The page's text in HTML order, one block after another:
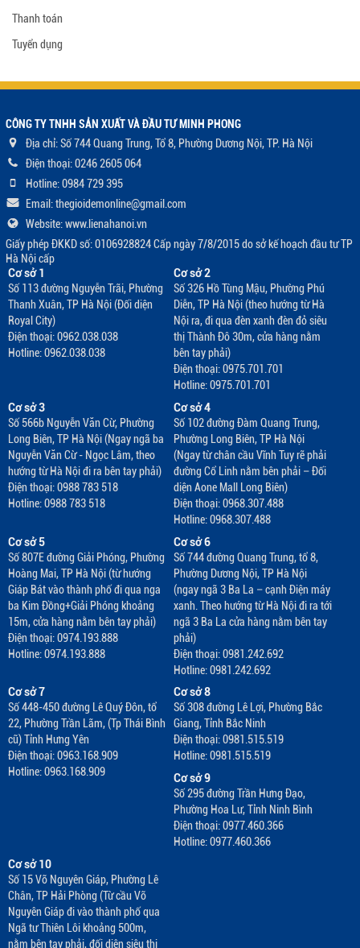
Thanh toán
Tuyển dụng
CÔNG TY TNHH SẢN XUẤT VÀ ĐẦU TƯ MINH PHONG
Địa chỉ: Số 744 Quang Trung, Tổ 8, Phường Dương Nội, TP. Hà Nội
Điện thoại: 0246 2605 064
Hotline: 0984 729 395
Email: thegioidemonline@gmail.com
Website: www.lienahanoi.vn
Giấy phép ĐKKD số: 0106928824 Cấp ngày 7/8/2015 do sở kế hoạch đầu tư TP
Hà Nội cấp
Cơ sở 1
Số 113 đường Nguyễn Trãi, Phường
Thanh Xuân, TP Hà Nội (Đối diện
Royal City)
Điện thoại: 0962.038.038
Hotline: 0962.038.038
Cơ sở 2
Số 326 Hồ Tùng Mậu, Phường Phú
Diễn, TP Hà Nội (theo hướng từ Hà
Nội ra, đi qua đèn xanh đèn đỏ siêu
thị Thành Đô 30m, cửa hàng nằm
bên tay phải)
Điện thoại: 0975.701.701
Hotline: 0975.701.701
Cơ sở 3
Số 566b Nguyễn Văn Cừ, Phường
Long Biên, TP Hà Nội (Ngay ngã ba
Nguyễn Văn Cừ - Ngọc Lâm, theo
hướng từ Hà Nội đi ra bên tay phải)
Điện thoại: 0988 783 518
Hotline: 0988 783 518
Cơ sở 4
Số 102 đường Đàm Quang Trung,
Phường Long Biên, TP Hà Nội
(Ngay từ chân cầu Vĩnh Tuy rẽ phải
đường Cổ Linh nằm bên phải – Đối
diện Aone Mall Long Biên)
Điện thoại: 0968.307.488
Hotline: 0968.307.488
Cơ sở 5
Số 807E đường Giải Phóng, Phường
Hoàng Mai, TP Hà Nội (từ hướng
Giáp Bát vào thành phố đi qua nga
ba Kim Đồng+Giải Phóng khoảng
15m, cửa hàng nằm bên tay phải)
Điện thoại: 0974.193.888
Hotline: 0974.193.888
Cơ sở 6
Số 744 đường Quang Trung, tổ 8,
Phường Dương Nội, TP Hà Nội
(ngay ngã 3 Ba La – cạnh Điện máy
xanh. Theo hướng từ Hà Nội đi ra tới
ngã 3 Ba La cửa hàng nằm bên tay
phải)
Điện thoại: 0981.242.692
Hotline: 0981.242.692
Cơ sở 7
Số 448-450 đường Lê Quý Đôn, tổ
22, Phường Trần Lãm, (Tp Thái Bình
cũ) Tỉnh Hưng Yên
Điện thoại: 0963.168.909
Hotline: 0963.168.909
Cơ sở 8
Số 308 đường Lê Lợi, Phường Bắc
Giang, Tỉnh Bắc Ninh
Điện thoại: 0981.515.519
Hotline: 0981.515.519
Cơ sở 9
Số 295 đường Trần Hưng Đạo,
Phường Hoa Lư, Tỉnh Ninh Bình
Điện thoại: 0977.460.366
Hotline: 0977.460.366
Cơ sở 10
Số 15 Võ Nguyên Giáp, Phường Lê
Chân, TP Hải Phòng (Từ cầu Võ
Nguyên Giáp đi vào thành phố qua
Ngã tư Thiên Lôi khoảng 500m,
nằm bên tay phải, đối diện siêu thị